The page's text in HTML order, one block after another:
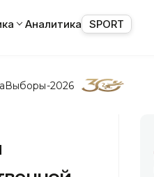
Аналитика SPORT
Выборы-2026